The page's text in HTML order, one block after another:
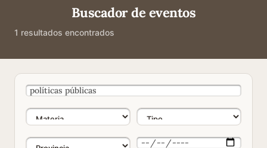
Buscador de eventos
1 resultados encontrados